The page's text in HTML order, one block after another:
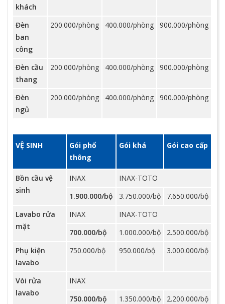
khách
Đèn
ban
công
200.000/phòng 400.000/phòng 900.000/phòng
Đèn cầu
thang
200.000/phòng 400.000/phòng 900.000/phòng
Đèn
ngủ
200.000/phòng 400.000/phòng 900.000/phòng
VỆ SINH
Gói phổ
thông
Gói khá Gói cao cấp
Bồn cầu vệ
sinh
INAX
INAX-TOTO
1.900.000/bộ
3.750.000/bộ
7.650.000/bộ
Lavabo rửa
mặt
INAX
INAX-TOTO
700.000/bộ
1.000.000/bộ
2.500.000/bộ
Phụ kiện
lavabo
750.000/bộ 950.000/bộ 3.000.000/bộ
Vòi rửa
lavabo
INAX
750.000/bộ
1.350.000/bộ
2.200.000/bộ